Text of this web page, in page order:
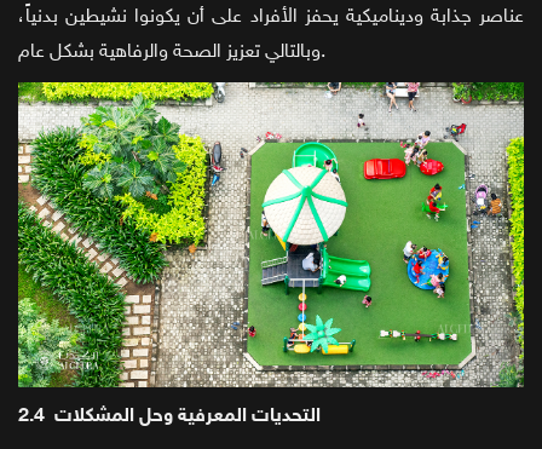
عناصر جذابة وديناميكية يحفز الأفراد على أن يكونوا نشيطين بدنياً،
وبالتالي تعزيز الصحة والرفاهية بشكل عام.
2.4 التحديات المعرفية وحل المشكلات